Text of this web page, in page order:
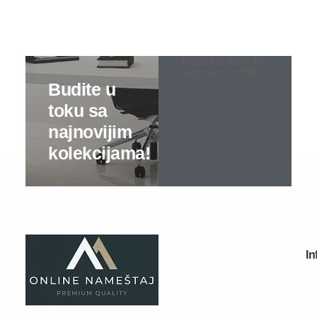
Kreveti na sprat
Predsoblja
Specijalne ponude
Predsoblja kompleti
Čiviluci
Komode